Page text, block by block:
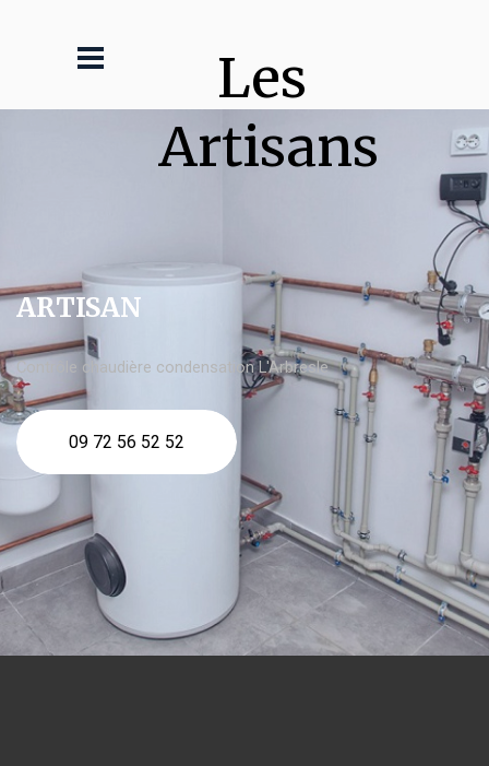
Les
Artisans
ARTISAN
Contrôle chaudière condensation L'Arbresle
09 72 56 52 52